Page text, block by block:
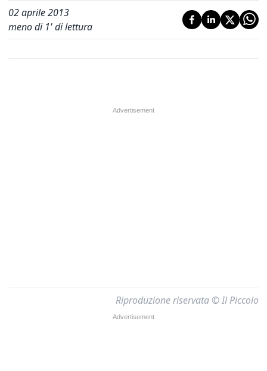
02 aprile 2013
meno di 1' di lettura
Riproduzione riservata © Il Piccolo